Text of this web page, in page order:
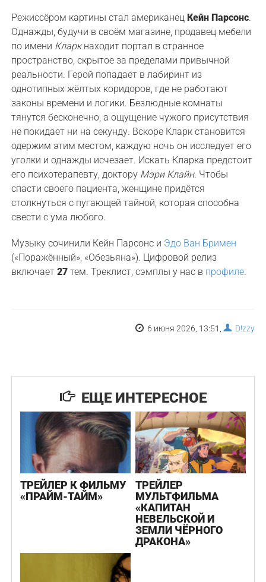
Режиссёром картины стал американецКейн Парсонс.
Однажды, будучи в своём магазине, продавец мебели
по имени Кларкнаходит портал в странное
пространство, скрытое за пределами привычной
реальности. Герой попадает в лабиринт из
однотипных жёлтых коридоров, где не работают
законы времени и логики. Безлюдные комнаты
тянутся бесконечно, а ощущение чужого присутствия
не покидает ни на секунду. Вскоре Кларк становится
одержим этим местом, каждую ночь он исследует его
уголки и однажды исчезает. Искать Кларка предстоит
его психотерапевту, доктору Мэри Клайн. Чтобы
спасти своего пациента, женщине придётся
столкнуться с пугающей тайной, которая способна
свести с ума любого.
Музыку сочинили Кейн Парсонс и Эдо Ван Бримен
(«Поражённый», «Обезьяна»). Цифровой релиз
включает27 тем. Треклист, сэмплы у нас в профиле.
6 июня 2026, 13:51, D!zzy
ЕЩЕ ИНТЕРЕСНОЕ
ТРЕЙЛЕР К ФИЛЬМУ
«ПРАЙМ-ТАЙМ»
ТРЕЙЛЕР
МУЛЬТФИЛЬМА
«КАПИТАН
НЕВЕЛЬСКОЙ И
ЗЕМЛИ ЧЁРНОГО
ДРАКОНА»